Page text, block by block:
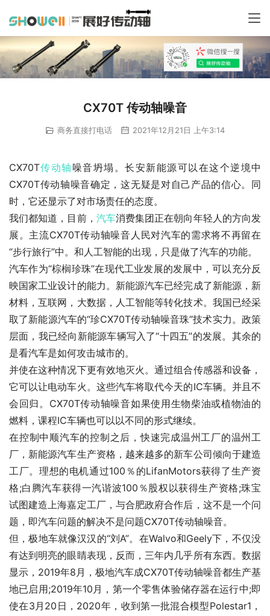
CX70T 传动轴噪音
商务直接打电话 2021年12月21日 上午3:14
CX70T传动轴 噪音坍塌。长安新能源可以在这个逆境中
CX70T传动轴噪音确定，这无疑是对自己产品的信心。同
时，它还显示了对市场责任的态度。
我们都知道，目前， 汽车消费集团正在朝向年轻人的方向发
展。主流CX70T传动轴噪音人民对汽车的需求将不再留在
“步行旅行”中。和人工智能的出现，只是做了汽车的功能。
汽车作为“棕榈珍珠”在现代工业发展的发展中，可以充分反
映国家工业设计的能力。新能源汽车已经完成了新能源，新
材料，互联网，大数据，人工智能等转化技术。我国已经采
取了新能源汽车的“珍CX70T传动轴噪音珠”技术实力。政策
层面，我已经向新能源车辆写入了“十四五”的发展。其余的
是看汽车是如何攻击城市的。
并使在这种情况下更有效地灭火。通过组合传感器和设备，
它可以让电动车火。这些汽车将取代今天的IC车辆。并且不
会回归。CX70T传动轴噪音如果使用生物柴油或植物油的
燃料，课程IC车辆也可以以不同的形式继续。
在控制中顺汽车的控制之后，快速完成温州工厂的温州工
厂，新能源汽车生产资格，越来越多的新车公司倾向于建造
工厂。理想的电机通过100％的LifanMotors获得了生产资
格;白腾汽车获得一汽谐波100％股权以获得生产资格;珠宝
试图建造上海嘉定工厂，与合肥政府合作后，这不是一个问
题，即汽车问题的解决不是问题CX70T传动轴噪音。
但，极地车就像汉汉的“刘A”。在Walvo和Geely下，不仅没
有达到明亮的眼睛表现，反而，三年内几乎所有东西。数据
显示，2019年8月，极地汽车成CX70T传动轴噪音都生产基
地已启用;2019年10月，第一个零售体验储存器在运行中;即
使在3月20日，2020年，收到第一批混合模型Polestar1，